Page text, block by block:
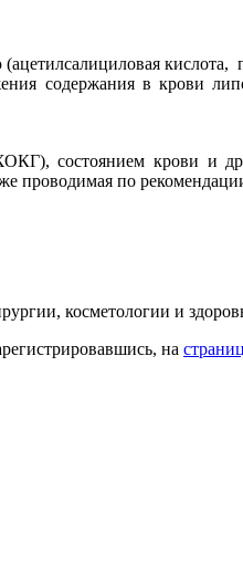
кислота,
содержания в крови
состоянием крови и
проводимая по
косметологии и
на